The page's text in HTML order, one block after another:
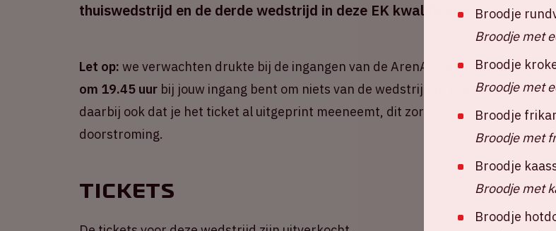
thuiswedstrijd en de derde wedstrijd in deze EK kwalificatie.
Let op: we verwachten drukte bij de ingangen van de ArenA. Zorg daarom dat je
om 19.45 uur bij jouw ingang bent om niets van de wedstrijd te hoeven missen.
daarbij ook dat je het ticket al uitgeprint meeneemt, dit zorgt voor een betere
doorstroming.
Tickets
Broodje
Broodje met
Broodje
Broodje met
Broodje
Broodje met
Broodje
Broodje met
Broodje